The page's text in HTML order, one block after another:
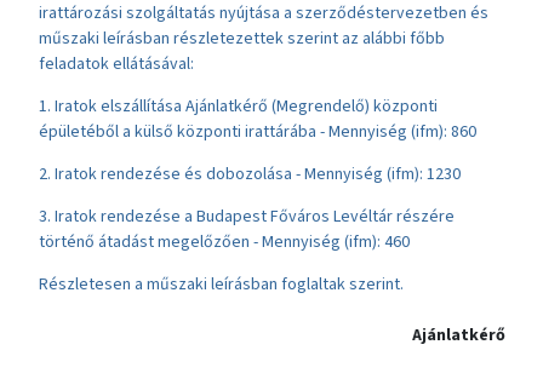
irattározási szolgáltatás nyújtása a szerződéstervezetben és
műszaki leírásban részletezettek szerint az alábbi főbb
feladatok ellátásával:
1. Iratok elszállítása Ajánlatkérő (Megrendelő) központi
épületéből a külső központi irattárába - Mennyiség (ifm): 860
2. Iratok rendezése és dobozolása - Mennyiség (ifm): 1230
3. Iratok rendezése a Budapest Főváros Levéltár részére
történő átadást megelőzően - Mennyiség (ifm): 460
Részletesen a műszaki leírásban foglaltak szerint.
Ajánlatkérő